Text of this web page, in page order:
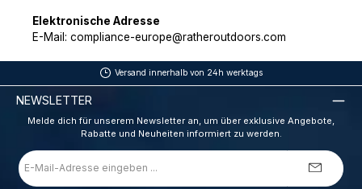
Elektronische Adresse
E-Mail: compliance-europe@ratheroutdoors.com
Versand innerhalb von 24h werktags
NEWSLETTER
Melde dich für unserem Newsletter an, um über exklusive Angebote,
Rabatte und Neuheiten informiert zu werden.
E-
Mail-
Adresse